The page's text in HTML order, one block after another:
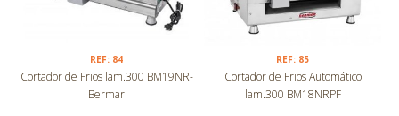
REF: 84
Cortador de Frios lam.300 BM19NR-
Bermar
REF: 85
Cortador de Frios Automático
lam.300 BM18NRPF